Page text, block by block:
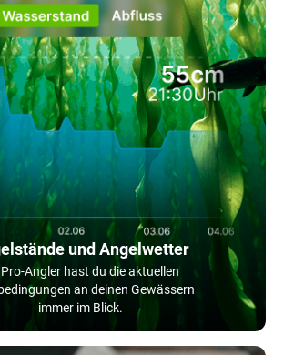
und Angelwetter
Angler hast du die aktuellen
an deinen Gewässern
immer im Blick.